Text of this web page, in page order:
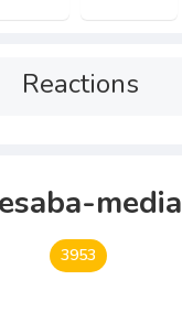
Reactions
media
3953